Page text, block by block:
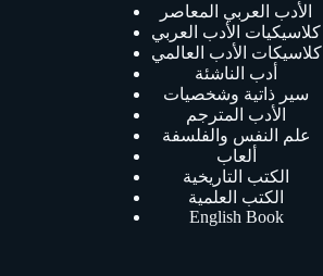
الأدب العربي المعاصر
كلاسيكيات الأدب العربي
كلاسيكات الأدب العالمي
أدب الناشئة
سير ذاتية وشخصيات
الأدب المترجم
علم النفس والفلسفة
ألعاب
الكتب التاريخية
الكتب العلمية
English Book